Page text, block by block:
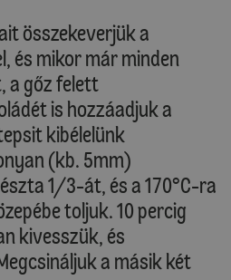
összekeverjük a
és mikor már minden
a gőz felett
is hozzáadjuk a
kibélelünk
(kb. 5mm)
1/3-át, és a 170°C-ra
toljuk. 10 percig
kivesszük, és
a másik két